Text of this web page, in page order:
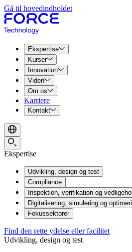
Gå til hovedindholdet
Ekspertise
Kurser
Innovation
Viden
Om os
Karriere
Kontakt
Ekspertise
Udvikling, design og test
Compliance
Inspektion, verifikation og
Digitalisering, simulering og
Fokussektorer
Find den rette ydelse eller facilitet
Udvikling, design og test